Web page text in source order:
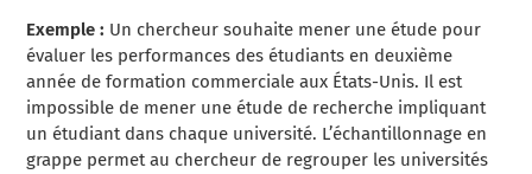
Exemple : Un chercheur souhaite mener une étude pour
évaluer les performances des étudiants en deuxième
année de formation commerciale aux États-Unis. Il est
impossible de mener une étude de recherche impliquant
un étudiant dans chaque université. L’échantillonnage en
grappe permet au chercheur de regrouper les universités